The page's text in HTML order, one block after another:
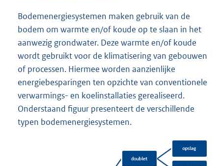
Bodemenergiesystemen maken gebruik van de
bodem om warmte en/of koude op te slaan in het
aanwezig grondwater. Deze warmte en/of koude
wordt gebruikt voor de klimatisering van gebouwen
of processen. Hiermee worden aanzienlijke
energiebesparingen ten opzichte van conventionele
verwarmings- en koelinstallaties gerealiseerd.
Onderstaand figuur presenteert de verschillende
typen bodemenergiesystemen.